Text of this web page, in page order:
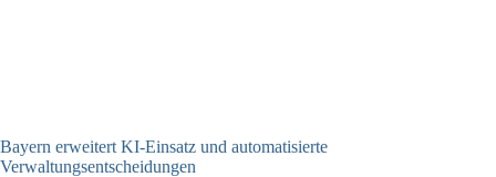
Bayern erweitert KI-Einsatz und automatisierte
Verwaltungsentscheidungen